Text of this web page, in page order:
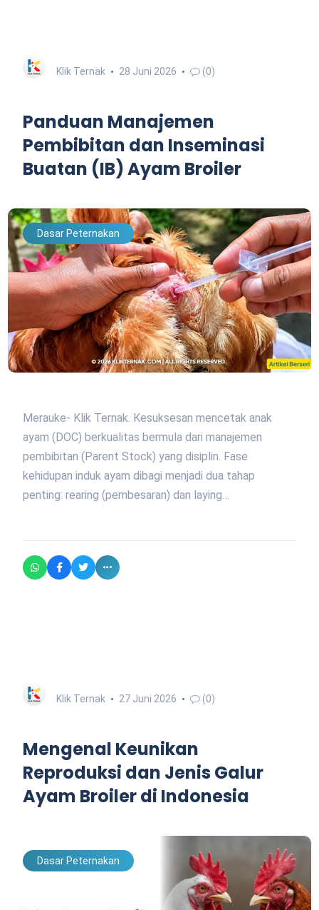
Klik Ternak 28 Juni 2026 (0)
Panduan Manajemen
Pembibitan dan Inseminasi
Buatan (IB) Ayam Broiler
Dasar Peternakan
Merauke- Klik Ternak. Kesuksesan mencetak anak
ayam (DOC) berkualitas bermula dari manajemen
pembibitan (Parent Stock) yang disiplin. Fase
kehidupan induk ayam dibagi menjadi dua tahap
penting: rearing (pembesaran) dan laying…
Klik Ternak 27 Juni 2026 (0)
Mengenal Keunikan
Reproduksi dan Jenis Galur
Ayam Broiler di Indonesia
Dasar Peternakan